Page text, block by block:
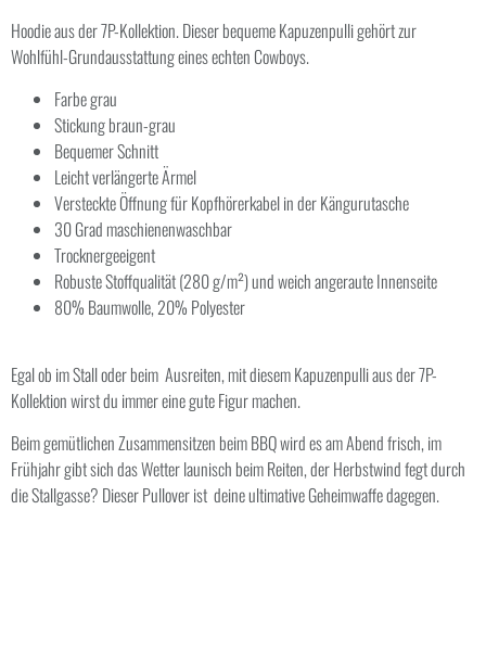
Hoodie aus der 7P-Kollektion. Dieser bequeme Kapuzenpulli gehört zur
Wohlfühl-Grundausstattung eines echten Cowboys.
Farbe grau
Stickung braun-grau
Bequemer Schnitt
Leicht verlängerte Ärmel
Versteckte Öffnung für Kopfhörerkabel in der Kängurutasche
30 Grad maschienenwaschbar
Trocknergeeigent
Robuste Stoffqualität (280 g/m²) und weich angeraute Innenseite
80% Baumwolle, 20% Polyester
Egal ob im Stall oder beim Ausreiten, mit diesem Kapuzenpulli aus der 7P-
Kollektion wirst du immer eine gute Figur machen.
Beim gemütlichen Zusammensitzen beim BBQ wird es am Abend frisch, im
Frühjahr gibt sich das Wetter launisch beim Reiten, der Herbstwind fegt durch
die Stallgasse? Dieser Pullover ist deine ultimative Geheimwaffe dagegen.